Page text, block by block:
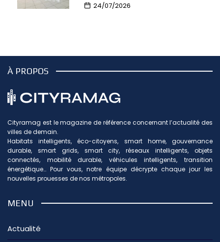
24/07/2026
À PROPOS
Cityramag est le magazine de référence concernant l’actualité des
villes de demain.
Habitats intelligents, éco-citoyens, smart home, gouvernance
durable, smart grids, smart city, réseaux intelligents, objets
connectés, mobilité durable, véhicules intelligents, transition
énergétique… Pour vous, notre équipe décrypte chaque jour les
nouvelles prouesses de nos métropoles.
MENU
Actualité